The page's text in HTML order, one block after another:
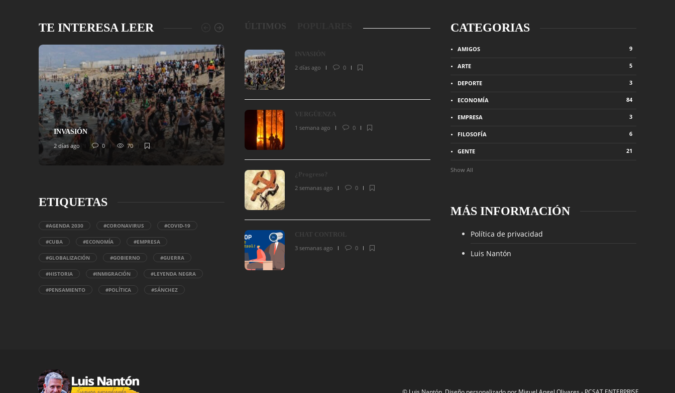
TE INTERESA LEER
INVASIÓN
2 días ago
0 70
VERGÜENZA
1 semana ago
¿Progreso?
CHAT CONTROL
ETIQUETAS
#AGENDA 2030 #CORONAVIRUS #COVID-19
#CUBA #ECONOMÍA #EMPRESA
#GLOBALIZACIÓN #GOBIERNO #GUERRA
#HISTORIA #INMIGRACIÓN #LEYENDA NEGRA
#PENSAMIENTO #POLÍTICA #SÁNCHEZ
ÚLTIMOS
INVASIÓN
2 días ago
0
VERGÜENZA
1 semana ago
0
¿Progreso?
2 semanas ago
0
CHAT CONTROL
3 semanas ago
0
CATEGORIAS
AMIGOS 9
ARTE 5
DEPORTE 3
ECONOMÍA 84
EMPRESA 3
FILOSOFÍA 6
GENTE 21
Show All
MÁS INFORMACIÓN
Política de privacidad
Luis Nantón